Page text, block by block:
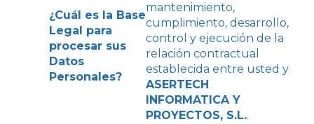
¿Cuál es la Base
Legal para
procesar sus
Datos
Personales?
mantenimiento,
cumplimiento, desarrollo,
control y ejecución de la
relación contractual
establecida entre usted y
ASERTECH
INFORMATICA Y
PROYECTOS, S.L..